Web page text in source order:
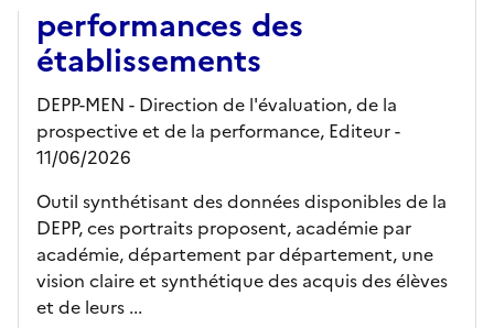
performances des
établissements
DEPP-MEN - Direction de l'évaluation, de la
prospective et de la performance, Editeur-
11/06/2026
Outil synthétisant des données disponibles de la
DEPP, ces portraits proposent, académie par
académie, département par département, une
vision claire et synthétique des acquis des élèves
et de leurs ...